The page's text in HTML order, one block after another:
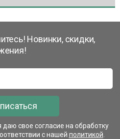
Новинки, скидки,
свое согласие на обработку
с нашей политикой